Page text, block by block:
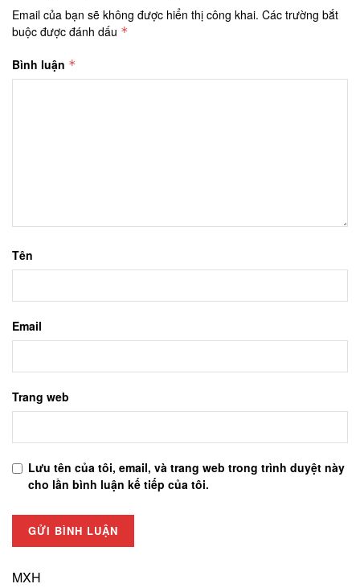
Email của bạn sẽ không được hiển thị công khai. Các trường bắt
buộc được đánh dấu *
Bình luận *
Tên
Email
Trang web
Lưu tên của tôi, email, và trang web trong trình duyệt này
cho lần bình luận kế tiếp của tôi.
MXH